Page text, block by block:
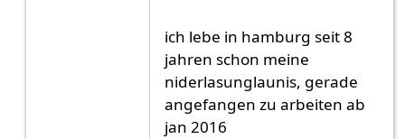
ich lebe in hamburg seit 8
jahren schon meine
niderlasunglaunis, gerade
angefangen zu arbeiten ab
jan 2016